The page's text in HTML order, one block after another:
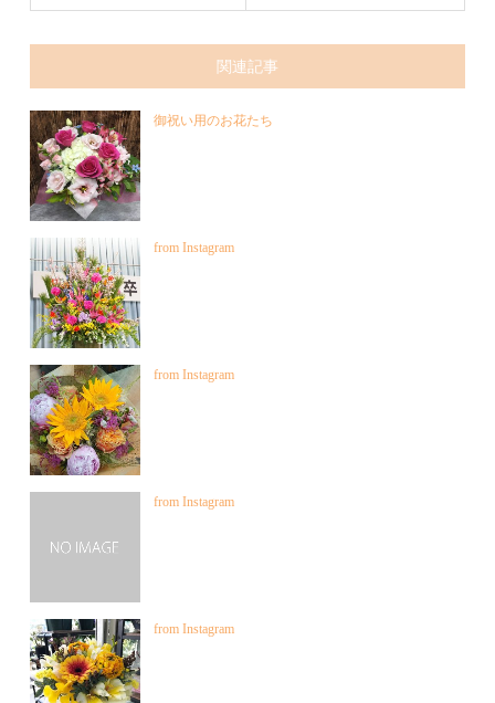
関連記事
御祝い用のお花たち
from Instagram
from Instagram
from Instagram
from Instagram